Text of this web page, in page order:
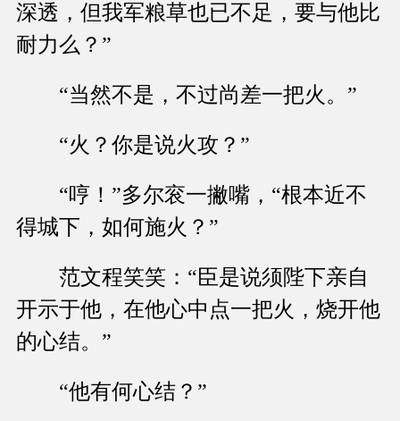
深透，但我军粮草也已不足，要与他比
耐力么？”
“当然不是，不过尚差一把火。”
“火？你是说火攻？”
“哼！”多尔衮一撇嘴，“根本近不
得城下，如何施火？”
范文程笑笑：“臣是说须陛下亲自
开示于他，在他心中点一把火，烧开他
的心结。”
“他有何心结？”